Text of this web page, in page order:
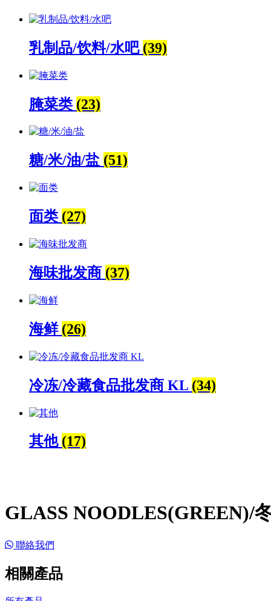
乳制品/饮料/水吧 (39)
腌菜类 (23)
糖/米/油/盐 (51)
面类 (27)
海味批发商 (37)
海鲜 (26)
冷冻/冷藏食品批发商 KL (34)
其他 (17)
GLASS NOODLES(GREEN)/
聯絡我們
相關產品